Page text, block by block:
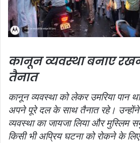
कानून व्यवस्था बनाए
तैनात
कानून व्यवस्था को लेकर उमरिया पान
अपने पूरे दल के साथ तैनात रहे। उन्होंने
व्यवस्था का जायजा लिया और मुस्लिम
किसी भी अप्रिय घटना को रोकने के